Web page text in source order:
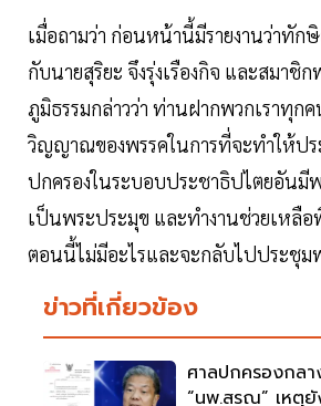
เมื่อถามว่า ก่อนหน้านี้มีรายงานว่าทัก
กับนายสุริยะ จึงรุ่งเรืองกิจ และสมาชิ
ภูมิธรรมกล่าวว่า ท่านฝากพวกเราทุก
วิญญาณของพรรคในการที่จะทำให้ปร
ปกครองในระบอบประชาธิปไตยอันมี
เป็นพระประมุข และทำงานช่วยเหลื
ตอนนี้ไม่มีอะไรและจะกลับไปประชุม
ข่าวที่เกี่ยวข้อง
ศาลปกครองกล
“นพ.สรณ” เหตุยั